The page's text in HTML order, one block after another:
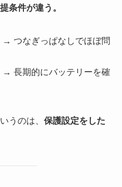
条件が違う。
→ つなぎっぱなしでほぼ問
→ 長期的にバッテリーを確
うのは、 保護設定をした